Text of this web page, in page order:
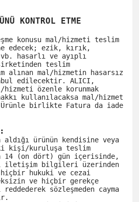
edecek; ezik, kırık,
hasarlı ve ayıplı
teslim
alınan mal/hizmetin hasarsız
edilecektir. ALICI,
hizmeti özenle korunmak
kullanılacaksa mal/hizmet
Ürünle birlikte Fatura da iade
kişi/kuruluşa teslim
(on dört) gün içerisinde,
iletişim bilgileri üzerinden
hukuki ve cezai
ve hiçbir gerekçe
sözleşmeden cayma